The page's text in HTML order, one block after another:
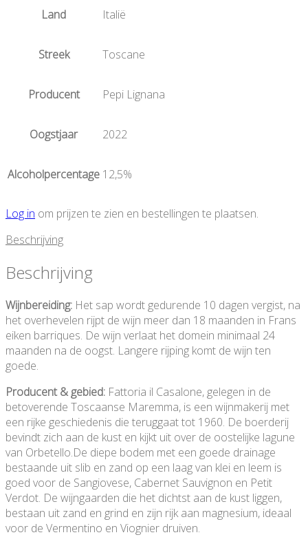
Land Italië
Streek Toscane
Producent Pepi Lignana
Oogstjaar 2022
Alcoholpercentage 12,5%
Log in om prijzen te zien en bestellingen te plaatsen.
Beschrijving
Beschrijving
Wijnbereiding: Het sap wordt gedurende 10 dagen vergist, na
het overhevelen rijpt de wijn meer dan 18 maanden in Frans
eiken barriques. De wijn verlaat het domein minimaal 24
maanden na de oogst. Langere rijping komt de wijn ten
goede.
Producent & gebied: Fattoria il Casalone, gelegen in de
betoverende Toscaanse Maremma, is een wijnmakerij met
een rijke geschiedenis die teruggaat tot 1960. De boerderij
bevindt zich aan de kust en kijkt uit over de oostelijke lagune
van Orbetello.De diepe bodem met een goede drainage
bestaande uit slib en zand op een laag van klei en leem is
goed voor de Sangiovese, Cabernet Sauvignon en Petit
Verdot. De wijngaarden die het dichtst aan de kust liggen,
bestaan uit zand en grind en zijn rijk aan magnesium, ideaal
voor de Vermentino en Viognier druiven.